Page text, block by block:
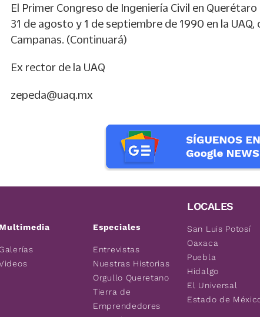
El Primer Congreso de Ingeniería Civil en
31 de agosto y 1 de septiembre de 1990 en la UAQ,
Campanas. (Continuará)
Ex rector de la UAQ
zepeda@uaq.mx
Multimedia
Galerías
Especiales
Entrevistas
Nuestras Historias
Orgullo Queretano
Tierra de
Emprendedores
LOCALES
San Luis Potosí
Oaxaca
Puebla
Hidalgo
El Universal
Estado de